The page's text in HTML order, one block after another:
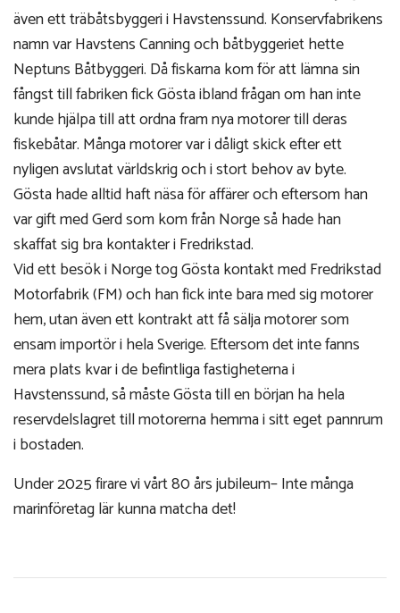
även ett träbåtsbyggeri i Havstenssund. Konservfabrikens
namn var Havstens Canning och båtbyggeriet hette
Neptuns Båtbyggeri. Då fiskarna kom för att lämna sin
fångst till fabriken fick Gösta ibland frågan om han inte
kunde hjälpa till att ordna fram nya motorer till deras
fiskebåtar. Många motorer var i dåligt skick efter ett
nyligen avslutat världskrig och i stort behov av byte.
Gösta hade alltid haft näsa för affärer och eftersom han
var gift med Gerd som kom från Norge så hade han
skaffat sig bra kontakter i Fredrikstad.
Vid ett besök i Norge tog Gösta kontakt med Fredrikstad
Motorfabrik (FM) och han fick inte bara med sig motorer
hem, utan även ett kontrakt att få sälja motorer som
ensam importör i hela Sverige. Eftersom det inte fanns
mera plats kvar i de befintliga fastigheterna i
Havstenssund, så måste Gösta till en början ha hela
reservdelslagret till motorerna hemma i sitt eget pannrum
i bostaden.
Under 2025 firare vi vårt 80 års jubileum– Inte många
marinföretag lär kunna matcha det!